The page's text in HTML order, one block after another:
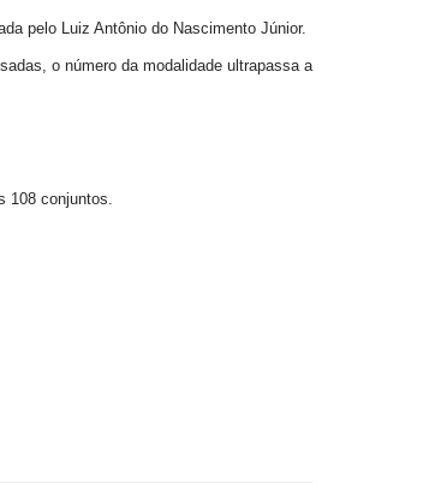
pelo Luiz Antônio do Nascimento Júnior.
o número da modalidade ultrapassa a
108 conjuntos.